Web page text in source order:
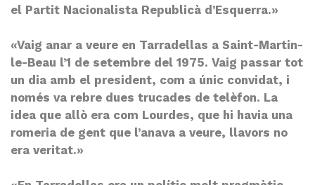
el Partit Nacionalista Republicà d’Esquerra.»
«Vaig anar a veure en Tarradellas a Saint-Martin-
le-Beau l’1 de setembre del 1975. Vaig passar tot
un dia amb el president, com a únic convidat, i
només va rebre dues trucades de telèfon. La
idea que allò era com Lourdes, que hi havia una
romeria de gent que l’anava a veure, llavors no
era veritat.»